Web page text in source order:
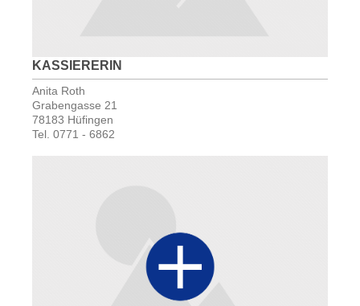
KASSIERERIN
Anita Roth
Grabengasse 21
78183 Hüfingen
Tel. 0771 - 6862